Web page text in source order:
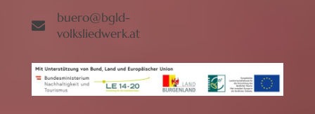
buero@bgld-
volksliedwerk.at